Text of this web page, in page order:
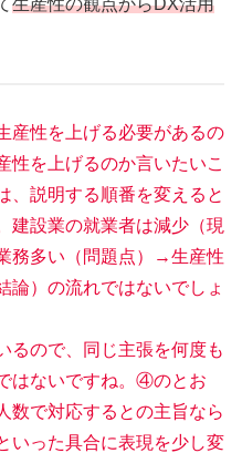
生産性の観点からDX活用
性を上げる必要があるの
性を上げるのか言いたいこ
、説明する順番を変えると
建設業の就業者は減少（現
務多い（問題点）→生産性
）の流れではないでしょ
ので、同じ主張を何度も
はないですね。④のとお
数で対応するとの主旨なら
いった具合に表現を少し変